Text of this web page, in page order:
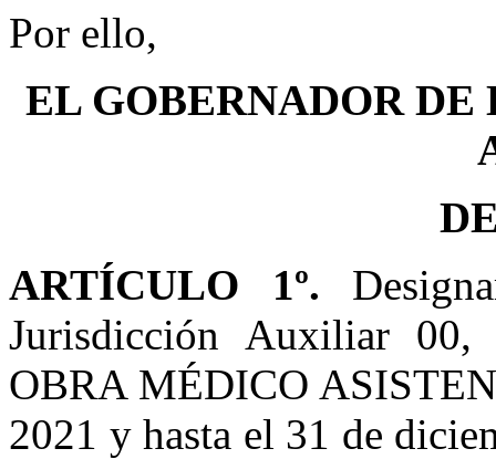
Por ello,
EL GOBERNADOR DE
ARTÍCULO 1º.
Jurisdicción Auxiliar
OBRA MÉDICO
2021 y hasta el 31 de